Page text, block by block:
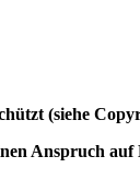
(siehe
Anspruch